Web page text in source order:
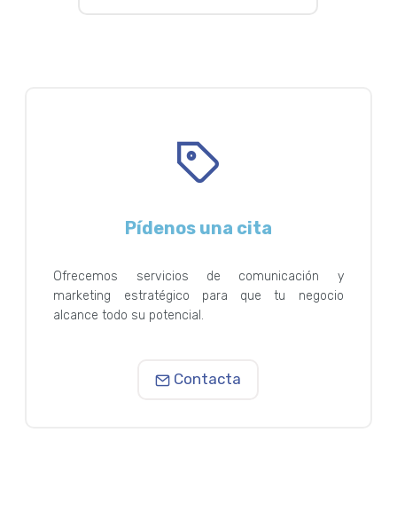
Pídenos una cita
Ofrecemos servicios de comunicación y
marketing estratégico para que tu negocio
alcance todo su potencial.
Contacta